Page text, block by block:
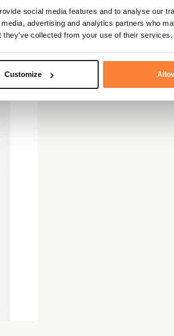
social media features and to analyse our
advertising and analytics partners who
collected from your use of their services.
Customize